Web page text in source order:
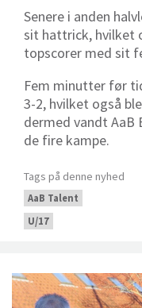
Senere i anden
sit hattrick, hvilket
topscorer med sit
Fem minutter før
3-2, hvilket også
dermed vandt AaB
de fire kampe.
Tags på denne nyhed
AaB Talent
U/17